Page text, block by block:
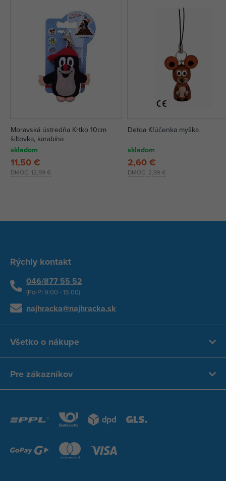
Moravská ústredňa Krtko 10cm
šiltovka, karabína
skladom
DMOC: 12,99 €
11,50 €
Detoa Kľúčenka myška
skladom
DMOC: 2,99 €
2,60 €
Rýchly kontakt
046/877 55 52
(Po-Pi 9:00 - 15:00)
najhracka@najhracka.sk
Všetko o nákupe
Pre zákazníkov